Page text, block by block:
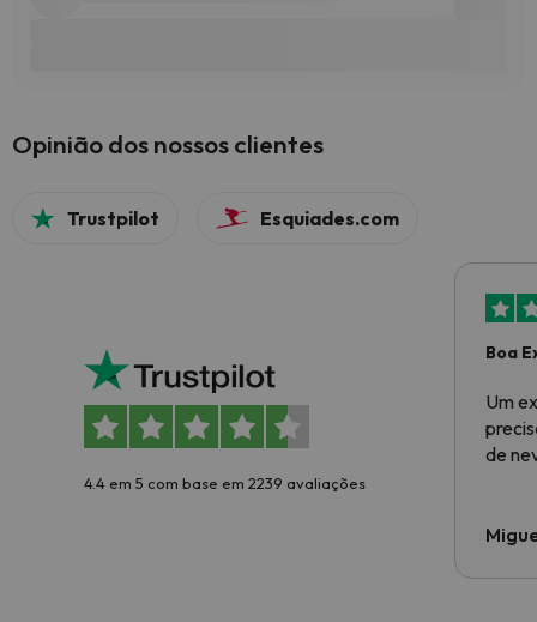
Opinião dos nossos clientes
Trustpilot Esquiades.com
4.4 em 5 com base em 2239 avaliações
Boa
Um
de